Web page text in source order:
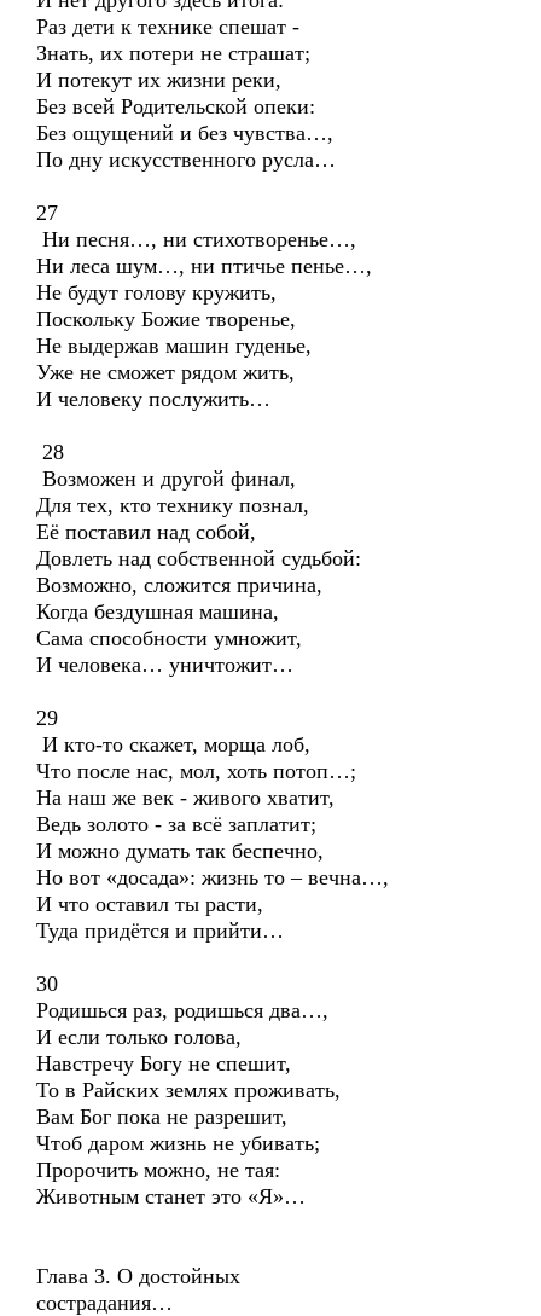
Раз дети к технике спешат -
Знать, их потери не страшат;
И потекут их жизни реки,
Без всей Родительской опеки:
Без ощущений и без чувства…,
По дну искусственного русла…
27
Ни песня…, ни стихотворенье…,
Ни леса шум…, ни птичье пенье…,
Не будут голову кружить,
Поскольку Божие творенье,
Не выдержав машин гуденье,
Уже не сможет рядом жить,
И человеку послужить…
28
Возможен и другой финал,
Для тех, кто технику познал,
Её поставил над собой,
Довлеть над собственной судьбой:
Возможно, сложится причина,
Когда бездушная машина,
Сама способности умножит,
И человека… уничтожит…
29
И кто-то скажет, морща лоб,
Что после нас, мол, хоть потоп…;
На наш же век - живого хватит,
Ведь золото - за всё заплатит;
И можно думать так беспечно,
Но вот «досада»: жизнь то – вечна…,
И что оставил ты расти,
Туда придётся и прийти…
30
Родишься раз, родишься два…,
И если только голова,
Навстречу Богу не спешит,
То в Райских землях проживать,
Вам Бог пока не разрешит,
Чтоб даром жизнь не убивать;
Пророчить можно, не тая:
Животным станет это «Я»…
Глава 3. О достойных
сострадания…